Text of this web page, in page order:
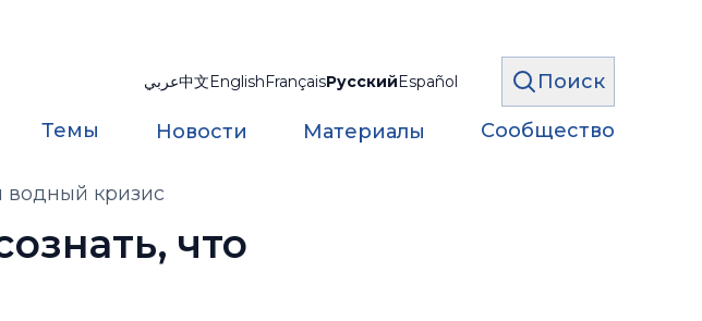
عربي中文EnglishFrançaisРусскийEspañol Поиск
Темы Новости Материалы Сообщество
водный кризис
что